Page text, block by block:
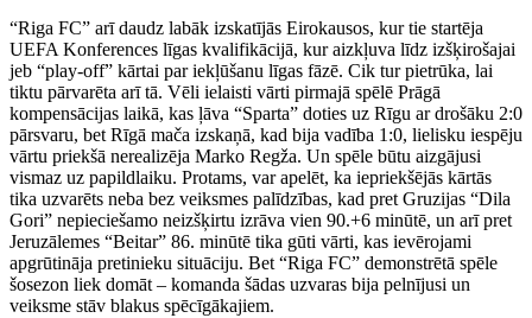
“Riga FC” arī daudz labāk izskatījās Eirokausos, kur tie startēja
UEFA Konferences līgas kvalifikācijā, kur aizkļuva līdz izšķirošajai
jeb “play-off” kārtai par iekļūšanu līgas fāzē. Cik tur pietrūka, lai
tiktu pārvarēta arī tā. Vēli ielaisti vārti pirmajā spēlē Prāgā
kompensācijas laikā, kas ļāva “Sparta” doties uz Rīgu ar drošāku 2:0
pārsvaru, bet Rīgā mača izskaņā, kad bija vadība 1:0, lielisku iespēju
vārtu priekšā nerealizēja Marko Regža. Un spēle būtu aizgājusi
vismaz uz papildlaiku. Protams, var apelēt, ka iepriekšējās kārtās
tika uzvarēts neba bez veiksmes palīdzības, kad pret Gruzijas “Dila
Gori” nepieciešamo neizšķirtu izrāva vien 90.+6 minūtē, un arī pret
Jeruzālemes “Beitar” 86. minūtē tika gūti vārti, kas ievērojami
apgrūtināja pretinieku situāciju. Bet “Riga FC” demonstrētā spēle
šosezon liek domāt – komanda šādas uzvaras bija pelnījusi un
veiksme stāv blakus spēcīgākajiem.